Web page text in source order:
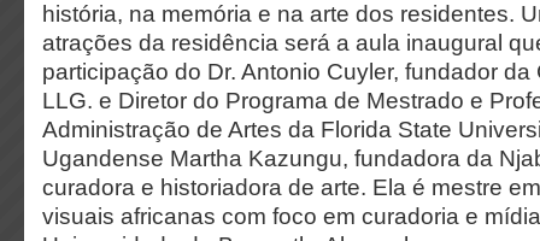
história, na memória e na arte dos residentes.
atrações da residência será a aula inaugural
participação do Dr. Antonio Cuyler, fundador
LLG. e Diretor do Programa de Mestrado e
Administração de Artes da Florida State
Ugandense Martha Kazungu, fundadora da
curadora e historiadora de arte. Ela é mestre
visuais africanas com foco em curadoria e